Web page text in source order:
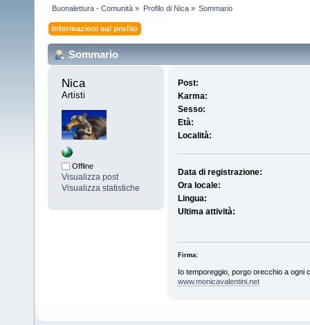
Buonalettura - Comunità » Profilo di Nica» Sommario
Informazioni sul profilo
Sommario
Nica
Artisti
Offline
Visualizza post
Visualizza statistiche
Post:
Karma:
Sesso:
Età:
Località:
Data di registrazione:
Ora locale:
Lingua:
Ultima attività:
Firma:
Io temporeggio, porgo orecchio a ogni
www.monicavalentini.net